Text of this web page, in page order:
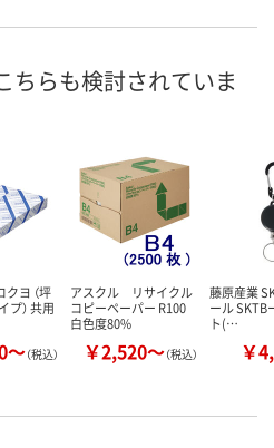
8月20日（木）まで
カゴへ カ
ちらも検討されていま
ヨ （坪
プ） 共用
～（税込）
アスクル リサイクル
コピーペーパー R100
白色度80%
￥2,520～（税込）
藤原産業
ール SKTB
ト(…
￥